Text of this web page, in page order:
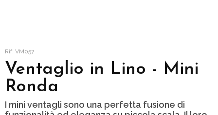
Rif: VM057
Ventaglio in Lino - Mini
Ronda
I mini ventagli sono una perfetta fusione di